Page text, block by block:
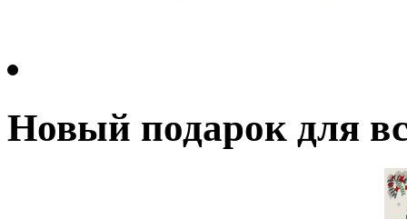
Новый подарок для